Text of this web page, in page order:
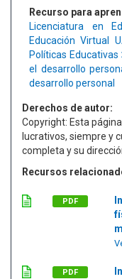
Recurso para
Licenciatura en
Educación Virtual
Políticas Educativas
el desarrollo
desarrollo personal
Derechos de autor:
Copyright: Esta
lucrativos, siempre y
completa y su
Recursos
PDF
PDF